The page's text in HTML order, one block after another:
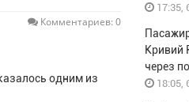
Комментариев: 0
одним из
17:35,
Кривий
через
18:05,